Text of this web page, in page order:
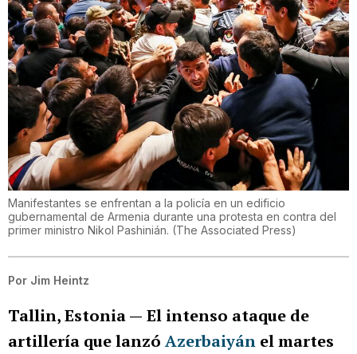
Manifestantes se enfrentan a la policía en un edificio
gubernamental de Armenia durante una protesta en contra del
primer ministro Nikol Pashinián. (The Associated Press)
Por Jim Heintz
Tallin, Estonia — El intenso ataque de
artillería que lanzó Azerbaiyán el martes